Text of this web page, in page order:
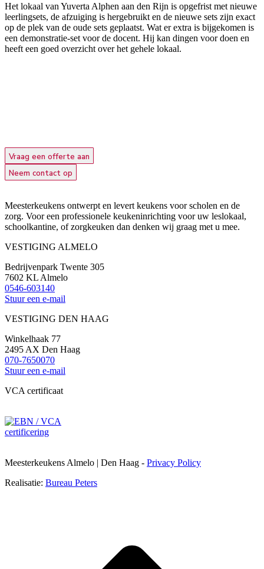
Het lokaal van Yuverta Alphen aan den Rijn is opgefrist met nieuwe
leerlingsets, de afzuiging is hergebruikt en de nieuwe sets zijn exact
op de plek van de oude sets geplaatst. Wat er extra is bijgekomen is
een demonstratie-set voor de docent. Hij kan dingen voor doen en
heeft een goed overzicht over het gehele lokaal.
Vraag een offerte aan
Neem contact op
Meesterkeukens ontwerpt en levert keukens voor scholen en de
zorg. Voor een professionele keukeninrichting voor uw leslokaal,
schoolkantine, of zorgkeuken dan denken wij graag met u mee.
VESTIGING ALMELO
Bedrijvenpark Twente 305
7602 KL Almelo
0546-603140
Stuur een e-mail
VESTIGING DEN HAAG
Winkelhaak 77
2495 AX Den Haag
070-7650070
Stuur een e-mail
VCA certificaat
Meesterkeukens Almelo | Den Haag - Privacy Policy
Realisatie: Bureau Peters